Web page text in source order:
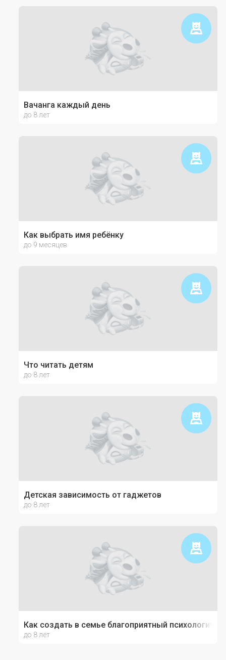
Вачанга каждый день
до 8 лет
Как выбрать имя ребёнку
до 9 месяцев
Что читать детям
до 8 лет
Детская зависимость от гаджетов
до 8 лет
Как создать в семье благоприятный
до 8 лет